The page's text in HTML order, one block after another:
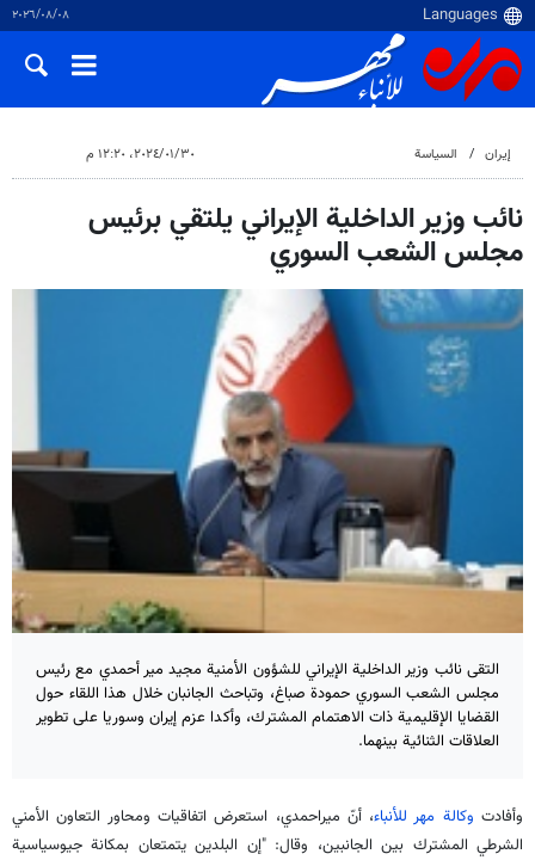
٠٨‏/٠٨‏/٢٠٢٦
إيران السياسة ٣٠‏/٠١‏/٢٠٢٤، ١٢:٢٠ م
نائب وزير الداخلية الإيراني يلتقي برئيس
مجلس الشعب السوري
التقى نائب وزير الداخلية الإيراني للشؤون الأمنية مجيد مير أحمدي مع رئيس
مجلس الشعب السوري حمودة صباغ، وتباحث الجانبان خلال هذا اللقاء حول
القضايا الإقليمية ذات الاهتمام المشترك، وأكدا عزم إيران وسوريا على تطوير
العلاقات الثنائية بينهما.
وأفادت وكالة مهر للأنباء، أنّ ميراحمدي، استعرض اتفاقيات ومحاور التعاون الأمني
الشرطي المشترك بين الجانبين، وقال: "إن البلدين يتمتعان بمكانة جيوسياسية